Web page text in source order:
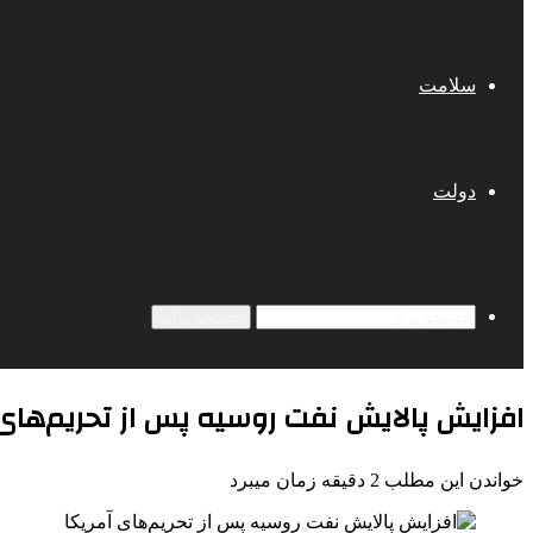
سلامت
دولت
افزایش پالایش نفت روسیه پس از
خواندن این مطلب 2 دقیقه زمان میبرد